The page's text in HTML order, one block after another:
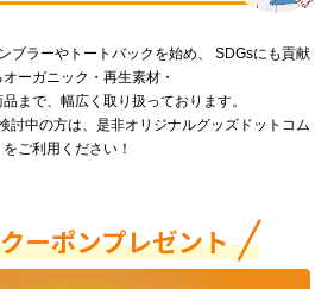
ブラーやトートバックを始め、 SDGsにも貢献
ーガニック・再生素材・
まで、幅広く取り扱っております。
討中の方は、是非オリジナルグッズドットコム
をご利用ください！